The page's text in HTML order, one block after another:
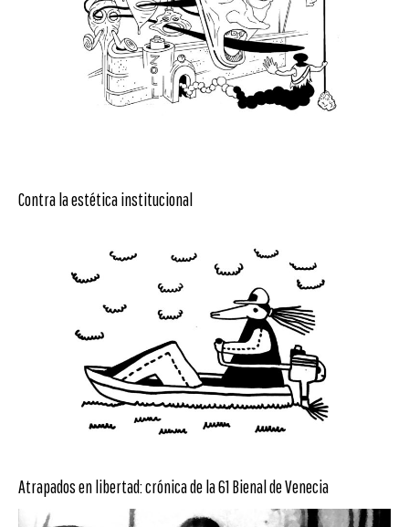
Contra la estética institucional
Atrapados en libertad: crónica de la 61 Bienal de Venecia